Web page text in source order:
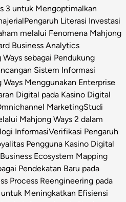
3 untuk Mengoptimalkan
Pengaruh Literasi Investasi
melalui Fenomena Mahjong
Business Analytics
sebagai Pendukung
Sistem Informasi
Menggunakan Enterprise
Digital pada Kasino Digital
MarketingStudi
Mahjong Ways 2 dalam
InformasiVerifikasi Pengaruh
Pengguna Kasino Digital
Business Ecosystem Mapping
Pendekatan Baru pada
Process Reengineering pada
Meningkatkan Efisiensi